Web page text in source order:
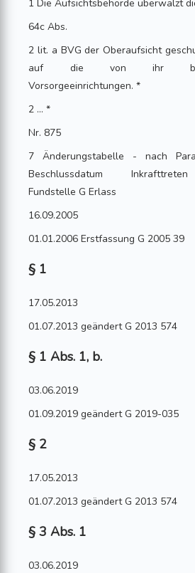
1 Die Aufsichtsbehörde überwälzt
64c Abs.
2 lit. a BVG der Oberaufsicht
auf die von ihr
Vorsorgeeinrichtungen. *
2 ... *
Nr. 875
7 Änderungstabelle - nach
Beschlussdatum
Fundstelle G Erlass
16.09.2005
01.01.2006 Erstfassung G 2005 39
§ 1
17.05.2013
01.07.2013 geändert G 2013 574
§ 1 Abs. 1, b.
03.06.2019
01.09.2019 geändert G 2019-035
§ 2
17.05.2013
01.07.2013 geändert G 2013 574
§ 3 Abs. 1
03.06.2019